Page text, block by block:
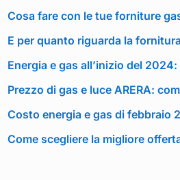
Cosa fare con le tue forniture
E per quanto riguarda la
Energia e gas all’inizio del
Prezzo di gas e luce ARERA:
Costo energia e gas di febbraio
Come scegliere la migliore